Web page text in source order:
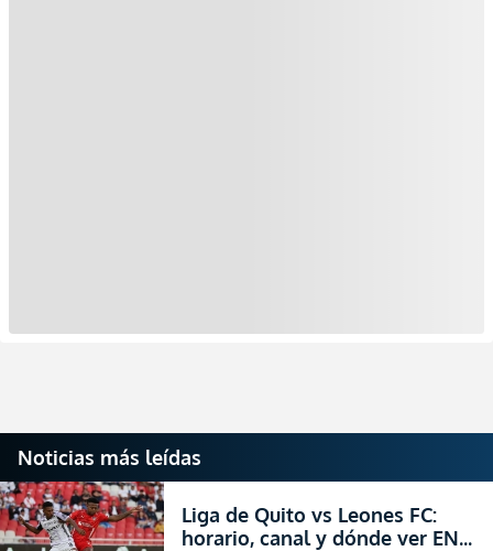
Noticias más leídas
Liga de Quito vs Leones FC:
horario, canal y dónde ver EN